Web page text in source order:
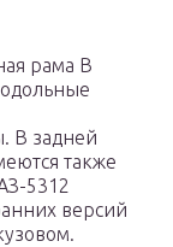
рама В
В задней
также
5312
версий